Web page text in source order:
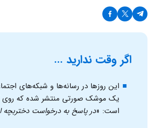
اگر وقت ندارید …
این روزها در رسانه‌ها و شبکه‌های
یک موشک صورتی منتشر شده که روی
است: «در پاسخ به درخواست دختربچه